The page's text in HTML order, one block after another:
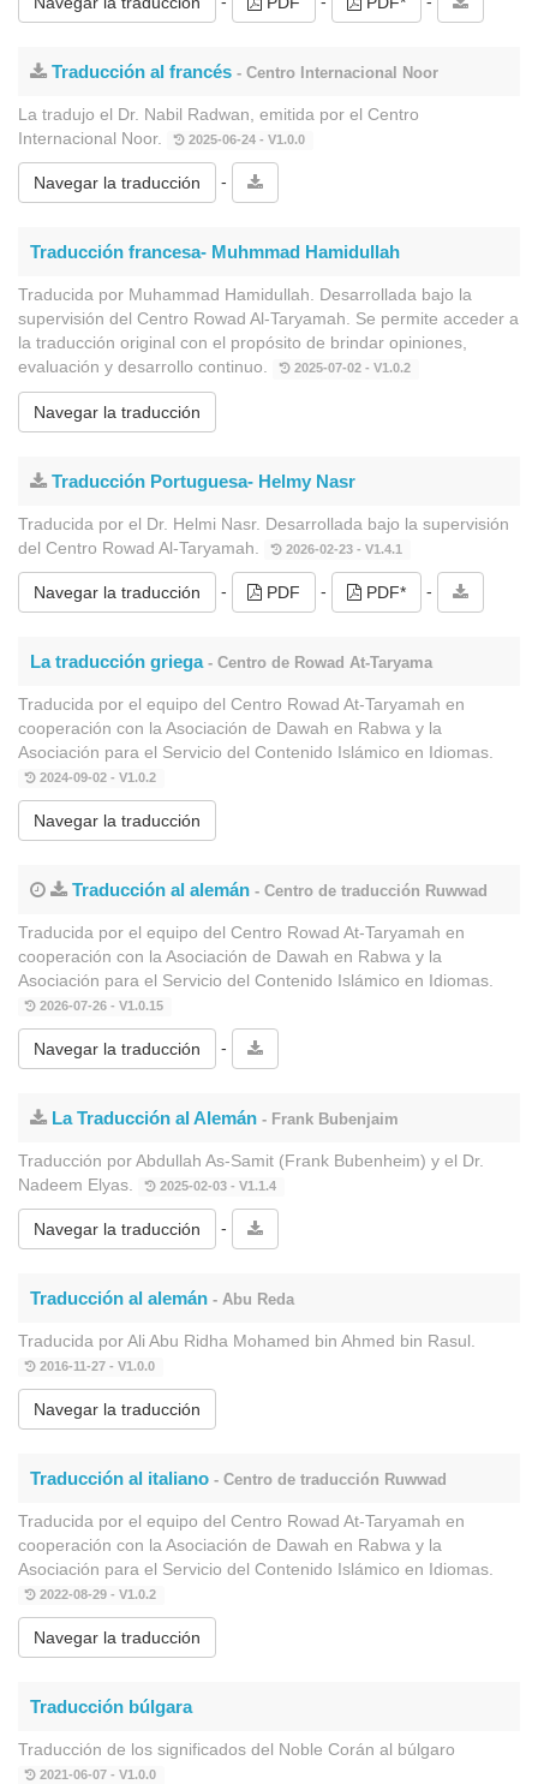
Traducción al francés - Centro Internacional Noor
La tradujo el Dr. Nabil Radwan, emitida por el Centro
Internacional Noor.
2025-06-24 - V1.0.0
Navegar la traducción -
Traducción francesa- Muhmmad Hamidullah
Traducida por Muhammad Hamidullah. Desarrollada bajo la
supervisión del Centro Rowad Al-Taryamah. Se permite acceder a
la traducción original con el propósito de brindar opiniones,
evaluación y desarrollo continuo.
2025-07-02 - V1.0.2
Navegar la traducción
Traducción Portuguesa- Helmy Nasr
Traducida por el Dr. Helmi Nasr. Desarrollada bajo la supervisión
del Centro Rowad Al-Taryamah.
2026-02-23 - V1.4.1
Navegar la traducción - PDF - PDF* -
La traducción griega- Centro de Rowad At-Taryama
Traducida por el equipo del Centro Rowad At-Taryamah en
cooperación con la Asociación de Dawah en Rabwa y la
Asociación para el Servicio del Contenido Islámico en Idiomas.
2024-09-02 - V1.0.2
Navegar la traducción
Traducción al alemán - Centro de traducción Ruwwad
Traducida por el equipo del Centro Rowad At-Taryamah en
cooperación con la Asociación de Dawah en Rabwa y la
Asociación para el Servicio del Contenido Islámico en Idiomas.
2026-07-26 - V1.0.15
Navegar la traducción -
La Traducción al Alemán - Frank Bubenjaim
Traducción por Abdullah As-Samit (Frank Bubenheim) y el Dr.
Nadeem Elyas.
2025-02-03 - V1.1.4
Navegar la traducción -
Traducción al alemán - Abu Reda
Traducida por Ali Abu Ridha Mohamed bin Ahmed bin Rasul.
2016-11-27 - V1.0.0
Navegar la traducción
Traducción al italiano - Centro de traducción Ruwwad
Traducida por el equipo del Centro Rowad At-Taryamah en
cooperación con la Asociación de Dawah en Rabwa y la
Asociación para el Servicio del Contenido Islámico en Idiomas.
2022-08-29 - V1.0.2
Navegar la traducción
Traducción búlgara
Traducción de los significados del Noble Corán al búlgaro
2021-06-07 - V1.0.0